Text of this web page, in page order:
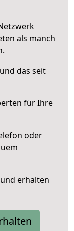
als manch
das seit
für Ihre
oder
und erhalten